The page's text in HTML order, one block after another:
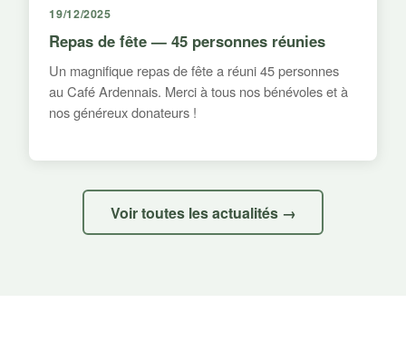
19/12/2025
Repas de fête — 45 personnes réunies
Un magnifique repas de fête a réuni 45 personnes
au Café Ardennais. Merci à tous nos bénévoles et à
nos généreux donateurs !
Voir toutes les actualités →